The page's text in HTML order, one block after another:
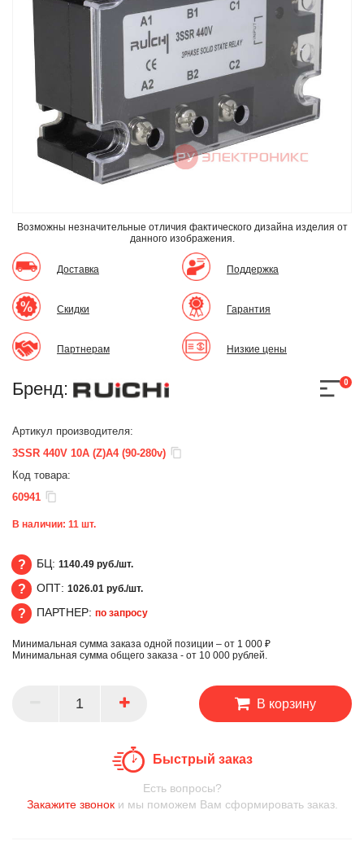
Возможны незначительные отличия фактического дизайна изделия от
данного изображения.
Доставка
Скидки
Партнерам
Поддержка
Гарантия
Низкие цены
Бренд: 0
Артикул производителя:
3SSR 440V 10A (Z)A4 (90-280v)
Код товара:
60941
В наличии: 11 шт.
БЦ
БЦ: 1140.49 руб./шт.
ОПТ
ОПТ: 1026.01 руб./шт.
ПАРТНЕР
ПАРТНЕР: по запросу
Минимальная сумма заказа одной позиции – от 1 000 ₽
Минимальная сумма общего заказа - от 10 000 рублей.
В корзину
Быстрый заказ
Есть вопросы?
Закажите звоноки мы поможем Вам сформировать заказ.